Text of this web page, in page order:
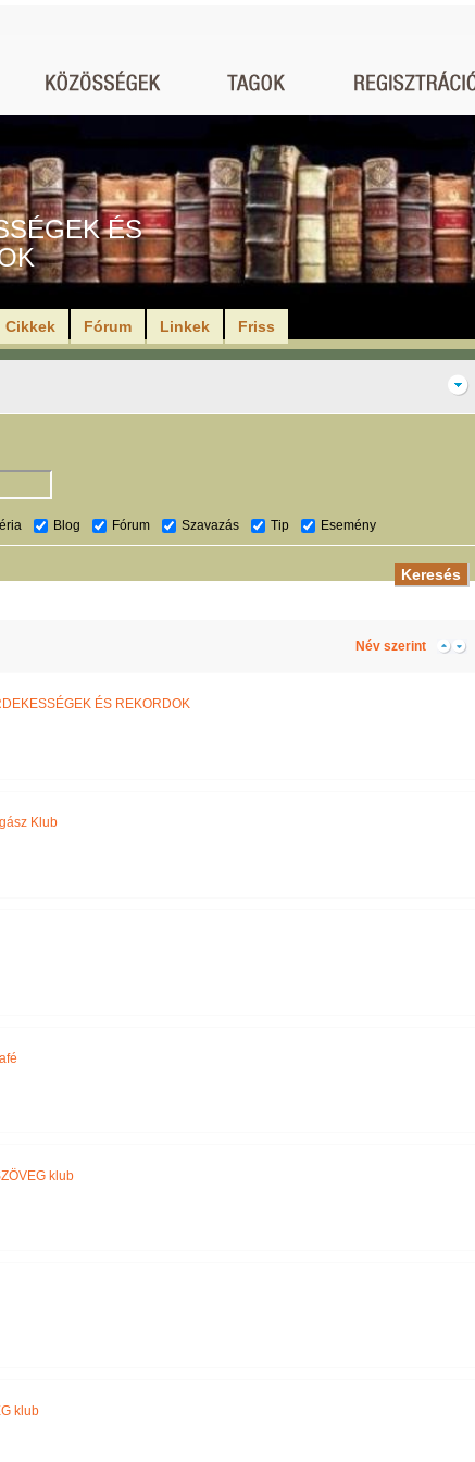
ÉS
Cikkek Fórum Linkek Friss
Blog Fórum Szavazás Tip Esemény
Név szerint
ÉS REKORDOK
Klub
klub
klub